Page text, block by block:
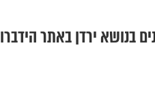
בנושא ירדן באתר